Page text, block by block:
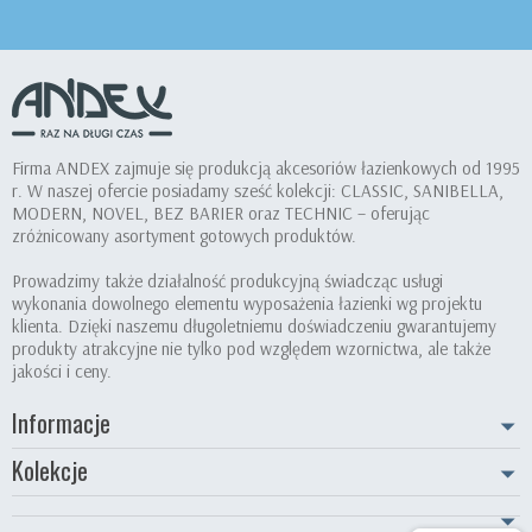
Firma ANDEX zajmuje się produkcją akcesoriów łazienkowych od 1995
r. W naszej ofercie posiadamy sześć kolekcji: CLASSIC, SANIBELLA,
MODERN, NOVEL, BEZ BARIER oraz TECHNIC – oferując
zróżnicowany asortyment gotowych produktów.
Prowadzimy także działalność produkcyjną świadcząc usługi
wykonania dowolnego elementu wyposażenia łazienki wg projektu
klienta. Dzięki naszemu długoletniemu doświadczeniu gwarantujemy
produkty atrakcyjne nie tylko pod względem wzornictwa, ale także
jakości i ceny.
Informacje
Kolekcje